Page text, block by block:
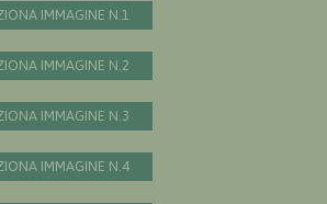
IMMAGINE N.1
IMMAGINE N.2
IMMAGINE N.3
IMMAGINE N.4